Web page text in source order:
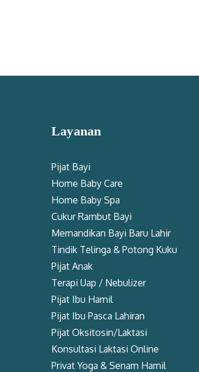
Layanan
Pijat Bayi
Home Baby Care
Home Baby Spa
Cukur Rambut Bayi
Memandikan Bayi Baru Lahir
Tindik Telinga & Potong Kuku
Pijat Anak
Terapi Uap / Nebulizer
Pijat Ibu Hamil
Pijat Ibu Pasca Lahiran
Pijat Oksitosin/Laktasi
Konsultasi Laktasi Online
Privat Yoga & Senam Hamil